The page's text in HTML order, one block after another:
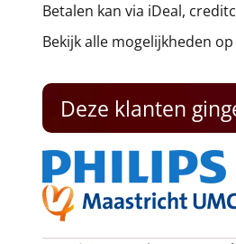
Betalen kan via iDeal,
Bekijk alle mogelijkheden
Deze klanten